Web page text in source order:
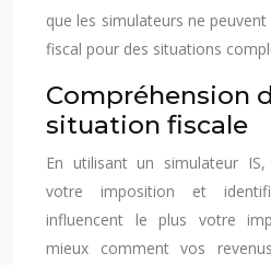
que les simulateurs ne
fiscal pour des situations
Compréhension
situation fiscale
En utilisant un simulateur
votre imposition et
influencent le plus votre
mieux comment vos